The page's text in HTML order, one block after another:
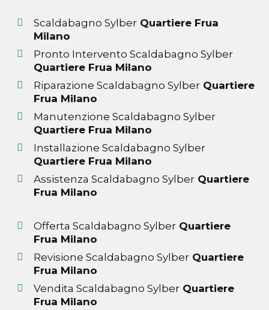
Scaldabagno Sylber Quartiere Frua
Milano
Pronto Intervento Scaldabagno Sylber
Quartiere Frua Milano
Riparazione Scaldabagno Sylber Quartiere
Frua Milano
Manutenzione Scaldabagno Sylber
Quartiere Frua Milano
Installazione Scaldabagno Sylber
Quartiere Frua Milano
Assistenza Scaldabagno Sylber Quartiere
Frua Milano
Offerta Scaldabagno Sylber Quartiere
Frua Milano
Revisione Scaldabagno Sylber Quartiere
Frua Milano
Vendita Scaldabagno Sylber Quartiere
Frua Milano